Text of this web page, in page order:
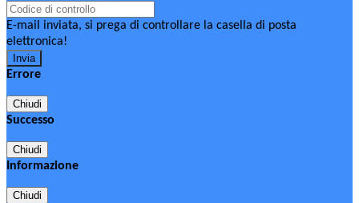
E-mail inviata, si prega di controllare la casella di posta
elettronica!
Errore
Chiudi
Successo
Chiudi
Informazione
Chiudi